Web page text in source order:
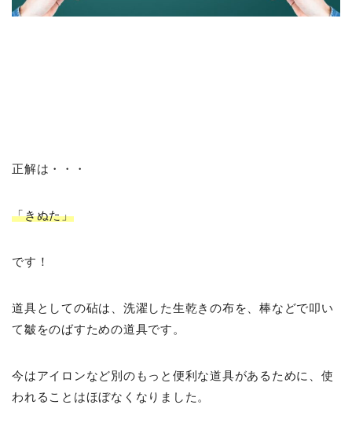
正解は・・・
「きぬた」
です！
道具としての砧は、洗濯した生乾きの布を、棒などで叩い
て皺をのばすための道具です。
今はアイロンなど別のもっと便利な道具があるために、使
われることはほぼなくなりました。